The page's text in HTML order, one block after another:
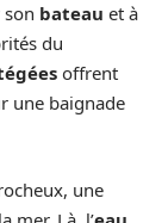
bateau et à
du
offrent
une baignade
une